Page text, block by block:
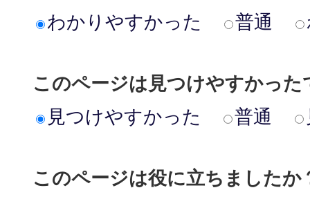
わかりやすかった
普通
このページは見つけやすかった
見つけやすかった
普通
このページは役に立ちましたか